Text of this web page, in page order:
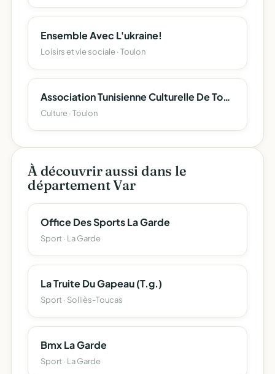
Ensemble Avec L'ukraine!
Loisirs et vie sociale · Toulon
Association Tunisienne Culturelle De Toulon
Culture · Toulon
À découvrir aussi dans le
département Var
Office Des Sports La Garde
Sport · La Garde
La Truite Du Gapeau (T.g.)
Sport · Solliès-Toucas
Bmx La Garde
Sport · La Garde